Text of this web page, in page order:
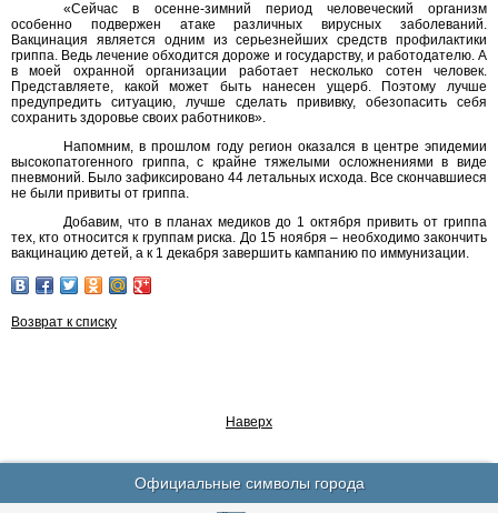
«Сейчас в осенне-зимний период человеческий организм
особенно подвержен атаке различных вирусных заболеваний.
Вакцинация является одним из серьезнейших средств профилактики
гриппа. Ведь лечение обходится дороже и государству, и работодателю. А
в моей охранной организации работает несколько сотен человек.
Представляете, какой может быть нанесен ущерб. Поэтому лучше
предупредить ситуацию, лучше сделать прививку, обезопасить себя
сохранить здоровье своих работников».
Напомним, в прошлом году регион оказался в центре эпидемии
высокопатогенного гриппа, с крайне тяжелыми осложнениями в виде
пневмоний. Было зафиксировано 44 летальных исхода. Все скончавшиеся
не были привиты от гриппа.
Добавим, что в планах медиков до 1 октября привить от гриппа
тех, кто относится к группам риска. До 15 ноября – необходимо закончить
вакцинацию детей, а к 1 декабря завершить кампанию по иммунизации.
Возврат к списку
Наверх
Официальные символы города